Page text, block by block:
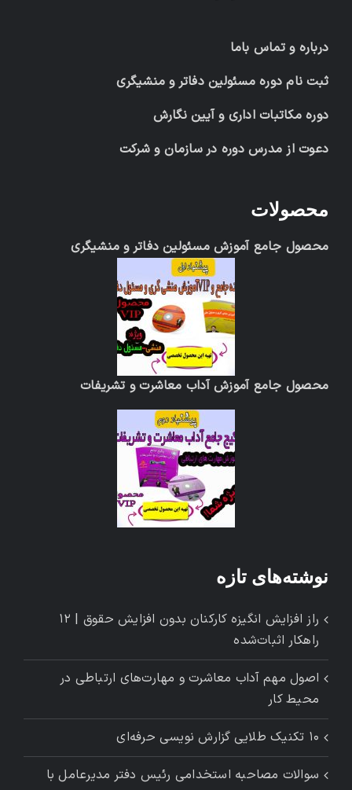
درباره و تماس باما
ثبت نام دوره مسئولین دفاتر و منشیگری
دوره مکاتبات اداری و آیین نگارش
دعوت از مدرس دوره در سازمان و شرکت
محصولات
محصول جامع آموزش مسئولین دفاتر و منشیگری
محصول جامع آموزش آداب معاشرت و تشریفات
نوشته‌های تازه
راز افزایش انگیزه کارکنان بدون افزایش حقوق | ۱۲
راهکار اثبات‌شده
اصول مهم آداب معاشرت و مهارت‌های ارتباطی در
محیط کار
۱۰ تکنیک طلایی گزارش ‌نویسی حرفه‌ای
سوالات مصاحبه استخدامی رئیس دفتر مدیرعامل با